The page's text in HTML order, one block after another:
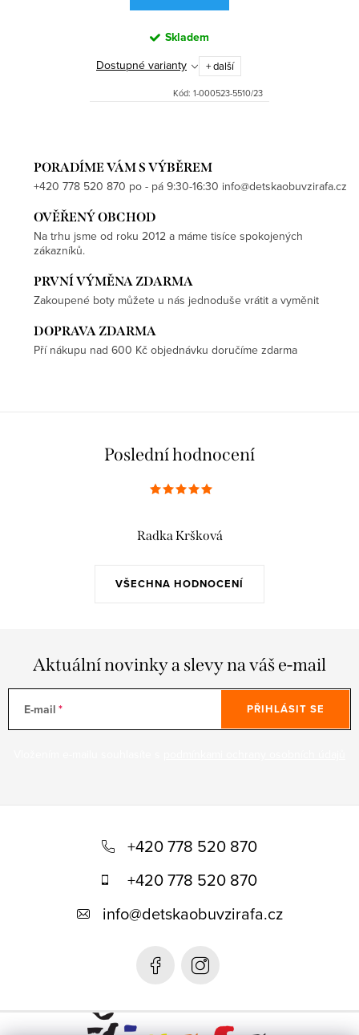
Skladem
Dostupné varianty
+ další
Kód: 1-000523-5510/23
PORADÍME VÁM S VÝBĚREM
+420 778 520 870 po - pá 9:30-16:30 info@detskaobuvzirafa.cz
OVĚŘENÝ OBCHOD
Na trhu jsme od roku 2012 a máme tisíce spokojených
zákazníků.
PRVNÍ VÝMĚNA ZDARMA
Zakoupené boty můžete u nás jednoduše vrátit a vyměnit
DOPRAVA ZDARMA
Pří nákupu nad 600 Kč objednávku doručíme zdarma
Poslední hodnocení
VŠECHNA HODNOCENÍ
Radka Kršková
Aktuální novinky a slevy na váš e-mail
E-mail PŘIHLÁSIT SE
+420 778 520 870
+420 778 520 870
info@detskaobuvzirafa.cz